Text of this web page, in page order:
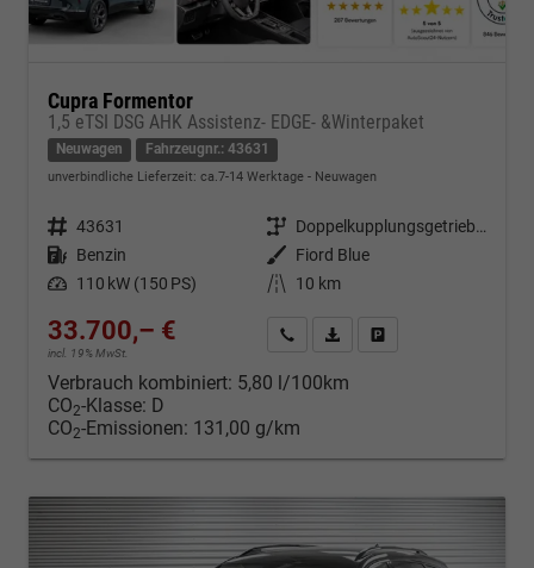
Cupra Formentor
1,5 eTSI DSG AHK Assistenz- EDGE- &Winterpaket
Neuwagen Fahrzeugnr.: 43631
unverbindliche Lieferzeit: ca.7-14 Werktage Neuwagen
Fahrzeugnr. 43631 Getriebe
Doppelkupplungsgetriebe (DSG)
Kraftstoff Benzin Außenfarbe Fiord Blue
Leistung 110 kW (150 PS) Kilometerstand 10 km
33.700,– €
incl. 19% MwSt.
Kontakt & Angebot anfordern
PDF-Datei, Fahrzeugexposé
Verbrauch kombiniert: 5,80 l/100km
CO2-Klasse: D
CO2-Emissionen: 131,00 g/km